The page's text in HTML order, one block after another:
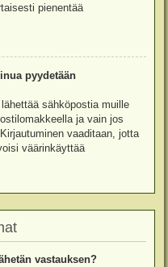
pienentää
pyydetään
sähköpostia muille
ja vain jos
vaaditaan, jotta
väärinkäyttää
vastauksen?